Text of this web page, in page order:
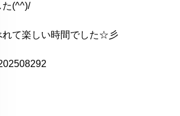
た(^^)/
れて楽しい時間でした☆彡